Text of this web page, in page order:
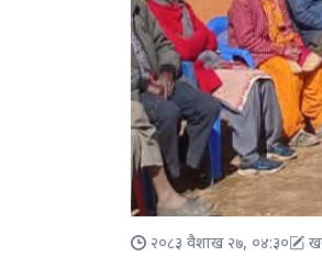
२०८३ वैशाख २७, ०४:३०